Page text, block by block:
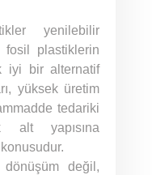
yenilebilir
fosil plastiklerin
iyi bir alternatif
yüksek üretim
tedariki
alt yapısına
değil,